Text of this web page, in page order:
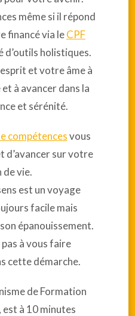
même si il répond
financé via leCPF
holistiques.
et votre âme à
à avancer dans la
et sérénité.
compétencesvous
d’avancer sur votre
de vie.
est un voyage
facile mais
épanouissement.
à vous faire
cette démarche.
de Formation
à 10 minutes